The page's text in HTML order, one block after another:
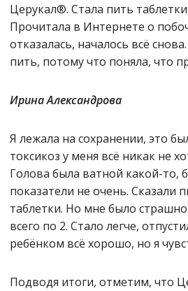
Церукал®. Стала пить
Прочитала в Интернете о
отказалась, началось всё
пить, потому что поняла, что
Ирина Александрова
Я лежала на сохранении, это
токсикоз у меня всё никак не
Голова была ватной какой-то,
показатели не очень. Сказали
таблетки. Но мне было
всего по 2. Стало легче,
ребёнком всё хорошо, но я
Подводя итоги, отметим, что